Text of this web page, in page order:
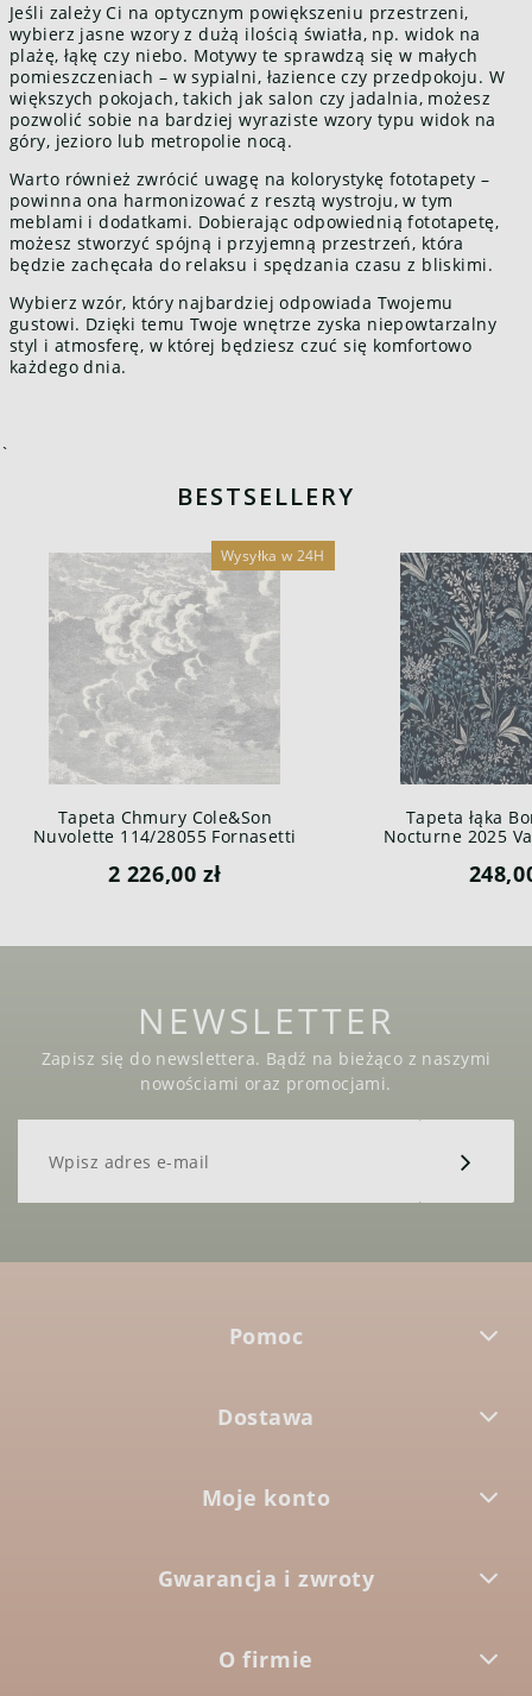
Jeśli zależy Ci na optycznym powiększeniu przestrzeni,
wybierz jasne wzory z dużą ilością światła, np. widok na
plażę, łąkę czy niebo. Motywy te sprawdzą się w małych
pomieszczeniach – w sypialni, łazience czy przedpokoju. W
większych pokojach, takich jak salon czy jadalnia, możesz
pozwolić sobie na bardziej wyraziste wzory typu widok na
góry, jezioro lub metropolie nocą.
Warto również zwrócić uwagę na kolorystykę fototapety –
powinna ona harmonizować z resztą wystroju, w tym
meblami i dodatkami. Dobierając odpowiednią fototapetę,
możesz stworzyć spójną i przyjemną przestrzeń, która
będzie zachęcała do relaksu i spędzania czasu z bliskimi.
Wybierz wzór, który najbardziej odpowiada Twojemu
gustowi. Dzięki temu Twoje wnętrze zyska niepowtarzalny
styl i atmosferę, w której będziesz czuć się komfortowo
każdego dnia.
`
BESTSELLERY
Tapeta Chmury Cole&Son
Nuvolette 114/28055 Fornasetti
2 226,00 zł
Wysyłka w 24H
Tapeta łąka
Nocturne 2025
NEWSLETTER
Zapisz się do newslettera. Bądź na bieżąco z naszymi
nowościami oraz promocjami.
Pomoc
Dostawa
Moje konto
Gwarancja i zwroty
O firmie